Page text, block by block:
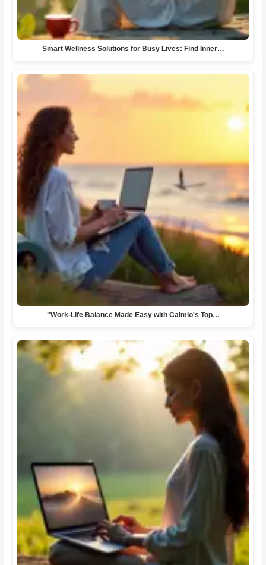
Smart Wellness Solutions for Busy Lives: Find Inner…
"Work-Life Balance Made Easy with Calmio's Top…